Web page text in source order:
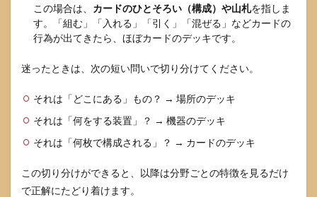
この場合は、 カードのひとそろい（構成）や山札を指しま
す。「組む」「入れる」「引く」「混ぜる」などカードの
行為が出てきたら、ほぼカードのデッキです。
迷ったときは、次の短い問いで切り分けてください。
それは「どこにある」もの？ → 場所のデッキ
それは「何をする装置」？ → 機器のデッキ
それは「何枚で構成される」？ → カードのデッキ
この切り分けができると、以降は分野ごとの特徴を見るだけ
で正解にたどり着けます。